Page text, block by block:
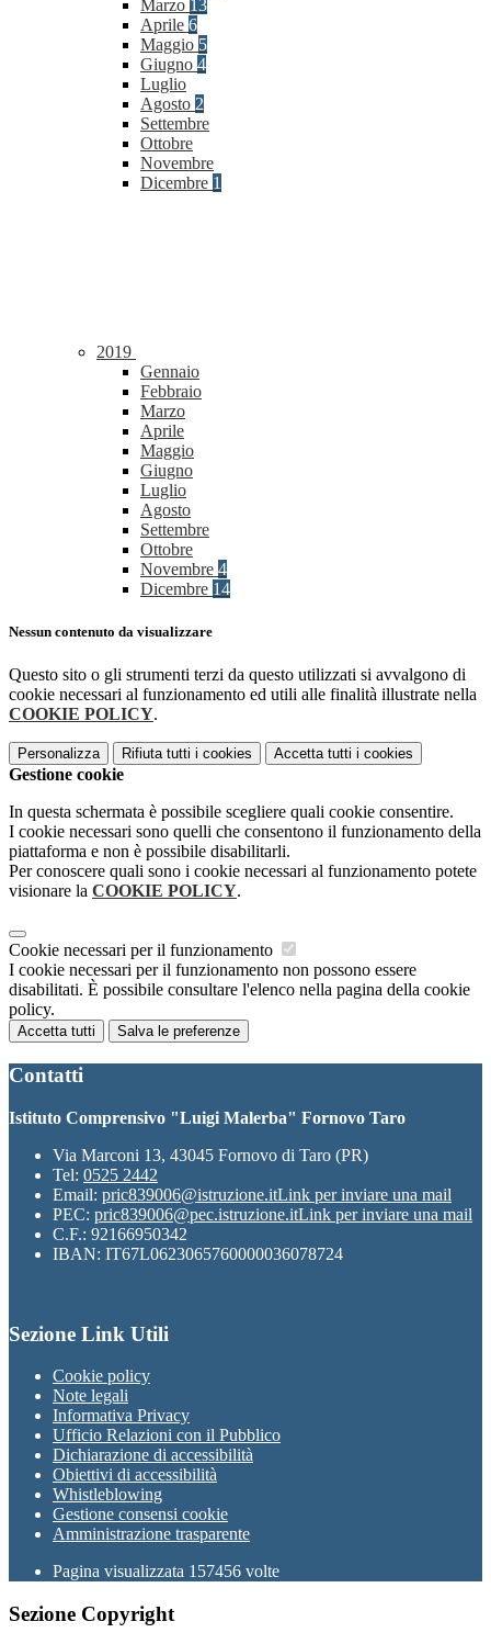
Marzo 13
Aprile 6
Maggio 5
Giugno 4
Luglio
Agosto 2
Settembre
Ottobre
Novembre
Dicembre 1
2019
Gennaio
Febbraio
Marzo
Aprile
Maggio
Giugno
Luglio
Agosto
Settembre
Ottobre
Novembre 4
Dicembre 14
Nessun contenuto da visualizzare
Questo sito o gli strumenti terzi da questo utilizzati si avvalgono di
cookie necessari al funzionamento ed utili alle finalità illustrate nella
COOKIE POLICY.
Personalizza Rifiuta tutti i cookies Accetta tutti i cookies
Gestione cookie
In questa schermata è possibile scegliere quali cookie consentire.
I cookie necessari sono quelli che consentono il funzionamento della
piattaforma e non è possibile disabilitarli.
Per conoscere quali sono i cookie necessari al funzionamento potete
visionare la COOKIE POLICY.
Cookie necessari per il funzionamento
I cookie necessari per il funzionamento non possono essere
disabilitati. È possibile consultare l'elenco nella pagina della cookie
policy.
Accetta tutti Salva le preferenze
Contatti
Istituto Comprensivo "Luigi Malerba" Fornovo Taro
Via Marconi 13, 43045 Fornovo di Taro (PR)
Tel: 0525 2442
Email: pric839006@istruzione.itLink per inviare una mail
PEC: pric839006@pec.istruzione.itLink per inviare una mail
C.F.: 92166950342
IBAN: IT67L0623065760000036078724
Sezione Link Utili
Cookie policy
Note legali
Informativa Privacy
Ufficio Relazioni con il Pubblico
Dichiarazione di accessibilità
Obiettivi di accessibilità
Whistleblowing
Gestione consensi cookie
Amministrazione trasparente
Pagina visualizzata 157456 volte
Sezione Copyright